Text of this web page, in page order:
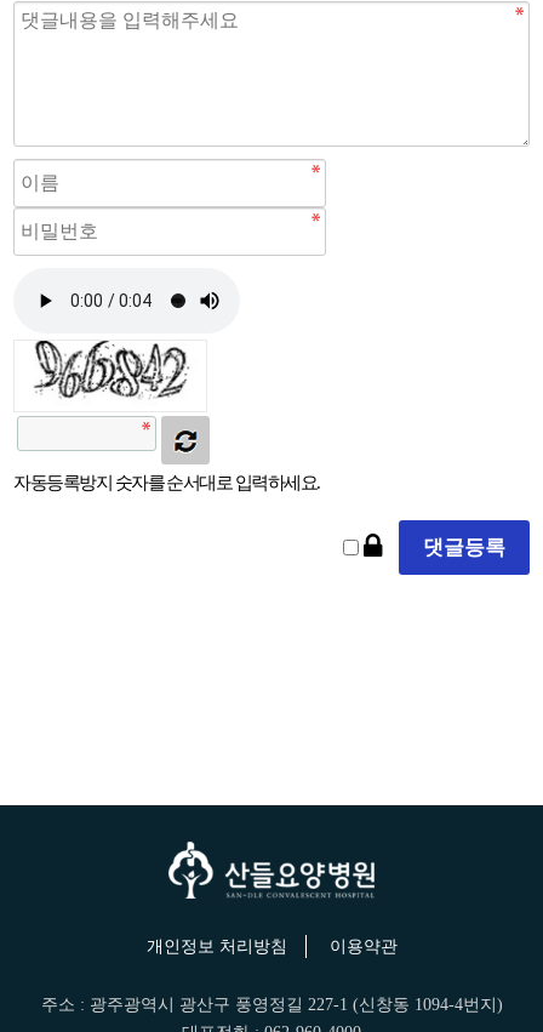
자동등록방지 숫자를 순서대로 입력하세요.
개인정보 처리방침 이용약관
주소 : 광주광역시 광산구 풍영정길 227-1 (신창동 1094-4번지)